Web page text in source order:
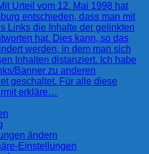
Urteil vom 12. Mai 1998 hat
entschieden, dass man mit
Links die Inhalte der gelinkten
hat. Dies kann, so das
werden, in dem man sich
Inhalten distanziert. Ich habe
Banner zu anderen
geschaltet. Für alle diese
erkläre…
ändern
Einstellungen